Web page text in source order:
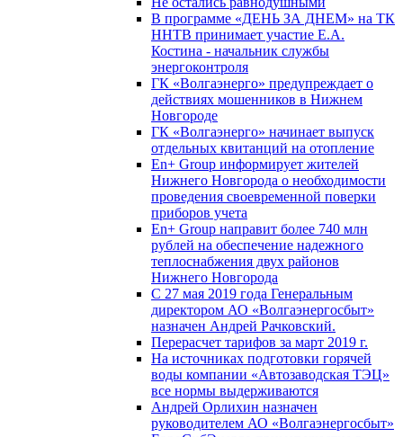
В программе «ДЕНЬ ЗА ДНЕМ» на ТК
ННТВ принимает участие Е.А.
Костина - начальник службы
энергоконтроля
ГК «Волгаэнерго» предупреждает о
действиях мошенников в Нижнем
Новгороде
ГК «Волгаэнерго» начинает выпуск
отдельных квитанций на отопление
En+ Group информирует жителей
Нижнего Новгорода о необходимости
проведения своевременной поверки
приборов учета
En+ Group направит более 740 млн
рублей на обеспечение надежного
теплоснабжения двух районов
Нижнего Новгорода
С 27 мая 2019 года Генеральным
директором АО «Волгаэнергосбыт»
назначен Андрей Рачковский.
Перерасчет тарифов за март 2019 г.
На источниках подготовки горячей
воды компании «Автозаводская ТЭЦ»
все нормы выдерживаются
Андрей Орлихин назначен
руководителем АО «Волгаэнергосбыт»